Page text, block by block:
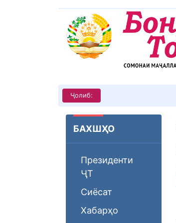
Ҷолиб:
БАХШҲО
Президенти
ҶТ
Сиёсат
Хабарҳо